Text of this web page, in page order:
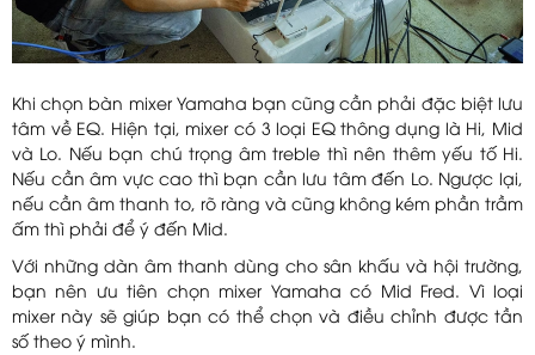
Khi chọn bàn mixer Yamaha bạn cũng cần phải đặc biệt lưu
tâm về EQ. Hiện tại, mixer có 3 loại EQ thông dụng là Hi, Mid
và Lo. Nếu bạn chú trọng âm treble thì nên thêm yếu tố Hi.
Nếu cần âm vực cao thì bạn cần lưu tâm đến Lo. Ngược lại,
nếu cần âm thanh to, rõ ràng và cũng không kém phần trầm
ấm thì phải để ý đến Mid.
Với những dàn âm thanh dùng cho sân khấu và hội trường,
bạn nên ưu tiên chọn mixer Yamaha có Mid Fred. Vì loại
mixer này sẽ giúp bạn có thể chọn và điều chỉnh được tần
số theo ý mình.